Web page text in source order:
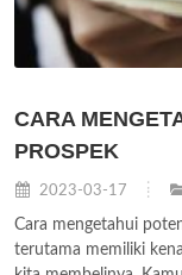
CARA
PROSPEK
2023-03-17
Cara mengetahui
terutama memiliki